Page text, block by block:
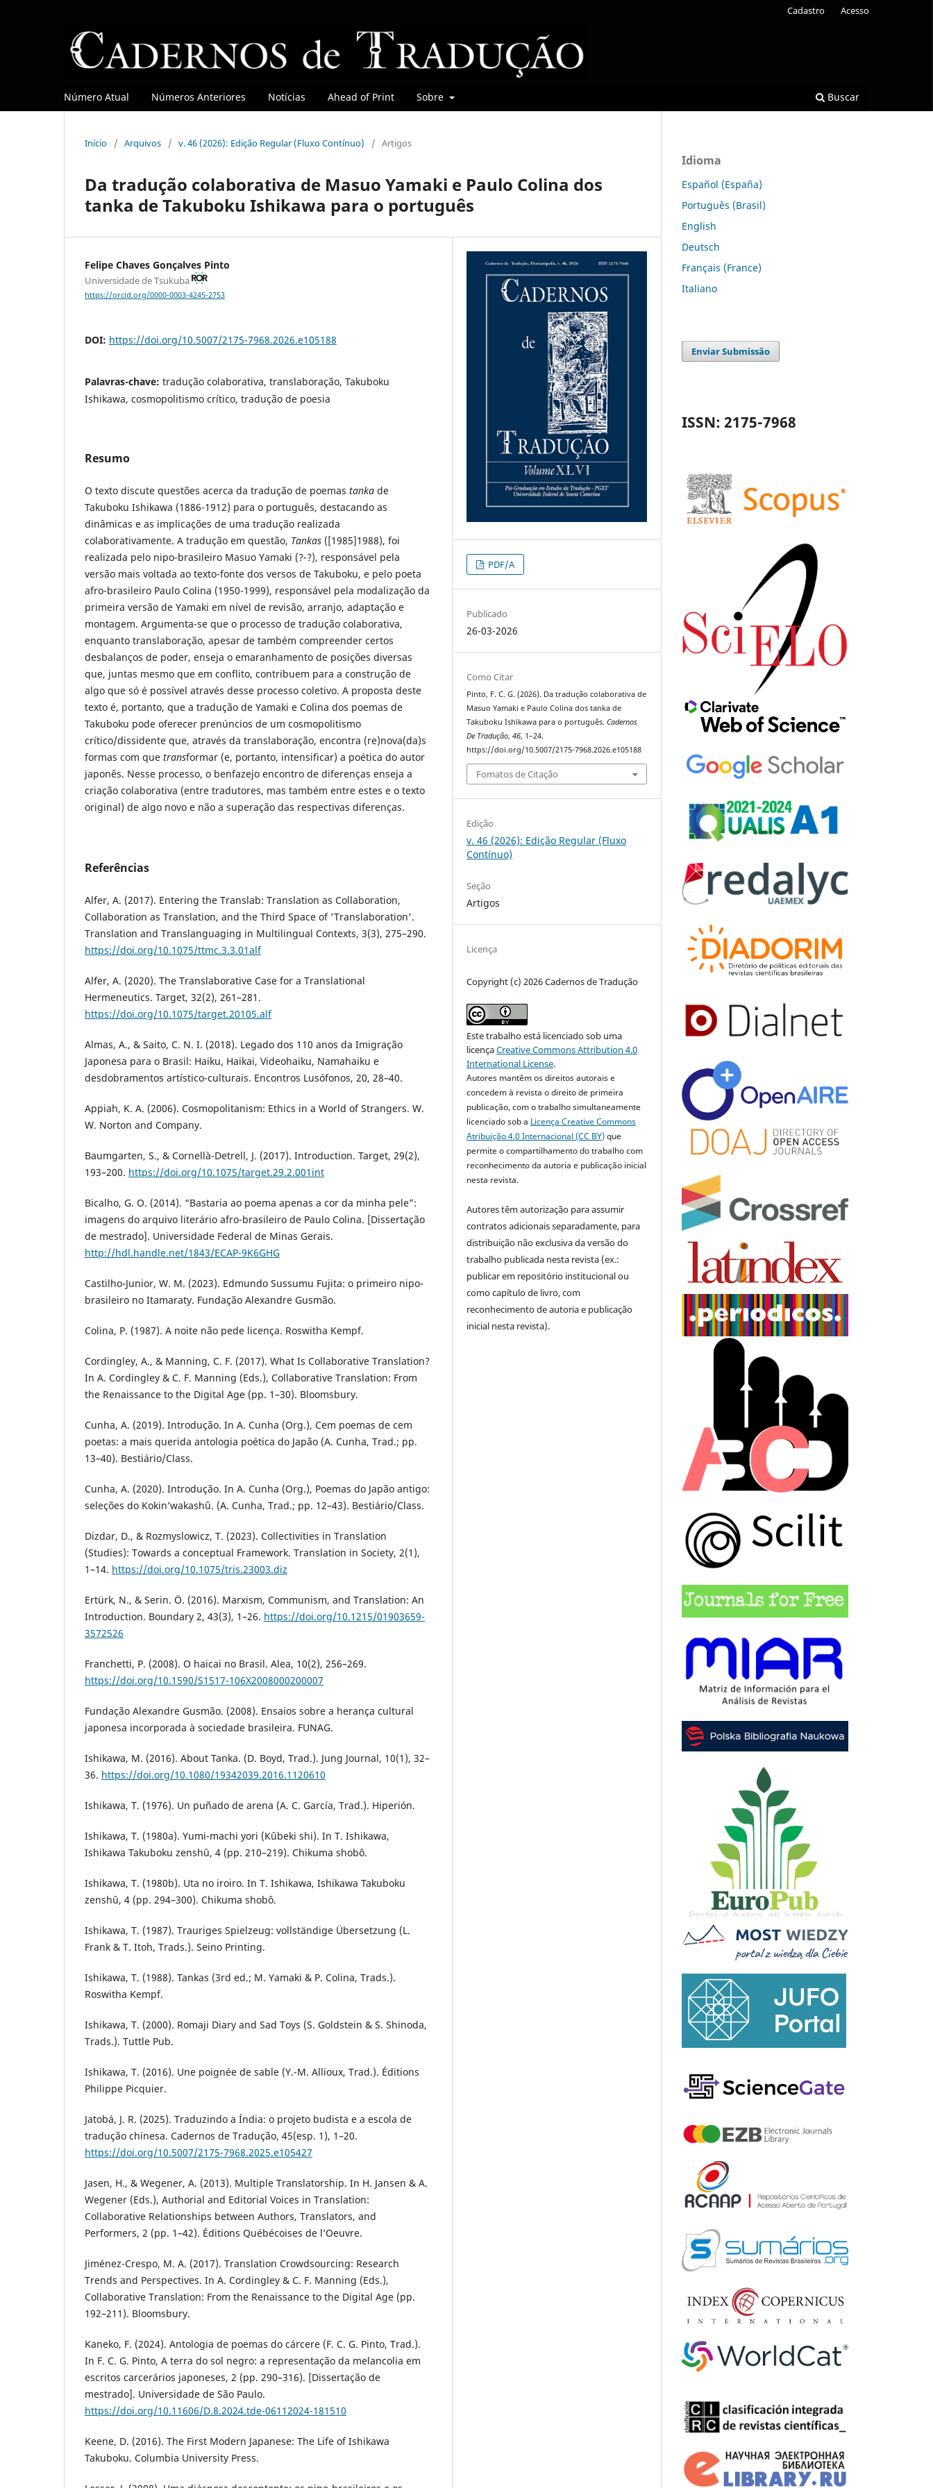
Número Atual Números Anteriores Notícias Ahead of Print Sobre Buscar
Cadastro Acesso
Início / Arquivos / v. 46 (2026): Edição Regular (Fluxo Contínuo) / Artigos
Da tradução colaborativa de Masuo Yamaki e Paulo Colina dos
tanka de Takuboku Ishikawa para o português
Felipe Chaves Gonçalves Pinto
Universidade de Tsukuba
https://orcid.org/0000-0003-4245-2753
DOI: https://doi.org/10.5007/2175-7968.2026.e105188
Palavras-chave: tradução colaborativa, translaboração, Takuboku
Ishikawa, cosmopolitismo crítico, tradução de poesia
Resumo
O texto discute questões acerca da tradução de poemas tanka de
Takuboku Ishikawa (1886-1912) para o português, destacando as
dinâmicas e as implicações de uma tradução realizada
colaborativamente. A tradução em questão, Tankas ([1985]1988), foi
realizada pelo nipo-brasileiro Masuo Yamaki (?-?), responsável pela
versão mais voltada ao texto-fonte dos versos de Takuboku, e pelo poeta
afro-brasileiro Paulo Colina (1950-1999), responsável pela modalização da
primeira versão de Yamaki em nível de revisão, arranjo, adaptação e
montagem. Argumenta-se que o processo de tradução colaborativa,
enquanto translaboração, apesar de também compreender certos
desbalanços de poder, enseja o emaranhamento de posições diversas
que, juntas mesmo que em conflito, contribuem para a construção de
algo que só é possível através desse processo coletivo. A proposta deste
texto é, portanto, que a tradução de Yamaki e Colina dos poemas de
Takuboku pode oferecer prenúncios de um cosmopolitismo
crítico/dissidente que, através da translaboração, encontra (re)nova(da)s
formas com que transformar (e, portanto, intensificar) a poética do autor
japonês. Nesse processo, o benfazejo encontro de diferenças enseja a
criação colaborativa (entre tradutores, mas também entre estes e o texto
original) de algo novo e não a superação das respectivas diferenças.
Referências
Alfer, A. (2017). Entering the Translab: Translation as Collaboration,
Collaboration as Translation, and the Third Space of 'Translaboration'.
Translation and Translanguaging in Multilingual Contexts, 3(3), 275–290.
https://doi.org/10.1075/ttmc.3.3.01alf
Alfer, A. (2020). The Translaborative Case for a Translational
Hermeneutics. Target, 32(2), 261–281.
https://doi.org/10.1075/target.20105.alf
Almas, A., & Saito, C. N. I. (2018). Legado dos 110 anos da Imigração
Japonesa para o Brasil: Haiku, Haikai, Videohaiku, Namahaiku e
desdobramentos artístico-culturais. Encontros Lusófonos, 20, 28–40.
Appiah, K. A. (2006). Cosmopolitanism: Ethics in a World of Strangers. W.
W. Norton and Company.
Baumgarten, S., & Cornellà-Detrell, J. (2017). Introduction. Target, 29(2),
193–200. https://doi.org/10.1075/target.29.2.001int
Bicalho, G. O. (2014). “Bastaria ao poema apenas a cor da minha pele”:
imagens do arquivo literário afro-brasileiro de Paulo Colina. [Dissertação
de mestrado]. Universidade Federal de Minas Gerais.
http://hdl.handle.net/1843/ECAP-9K6GHG
Castilho-Junior, W. M. (2023). Edmundo Sussumu Fujita: o primeiro nipo-
brasileiro no Itamaraty. Fundação Alexandre Gusmão.
Colina, P. (1987). A noite não pede licença. Roswitha Kempf.
Cordingley, A., & Manning, C. F. (2017). What Is Collaborative Translation?
In A. Cordingley & C. F. Manning (Eds.), Collaborative Translation: From
the Renaissance to the Digital Age (pp. 1–30). Bloomsbury.
Cunha, A. (2019). Introdução. In A. Cunha (Org.), Cem poemas de cem
poetas: a mais querida antologia poética do Japão (A. Cunha, Trad.; pp.
13–40). Bestiário/Class.
Cunha, A. (2020). Introdução. In A. Cunha (Org.), Poemas do Japão antigo:
seleções do Kokin’wakashû. (A. Cunha, Trad.; pp. 12–43). Bestiário/Class.
Dizdar, D., & Rozmyslowicz, T. (2023). Collectivities in Translation
(Studies): Towards a conceptual Framework. Translation in Society, 2(1),
1–14. https://doi.org/10.1075/tris.23003.diz
Ertürk, N., & Serin. Ö. (2016). Marxism, Communism, and Translation: An
Introduction. Boundary 2, 43(3), 1–26. https://doi.org/10.1215/01903659-
3572526
Franchetti, P. (2008). O haicai no Brasil. Alea, 10(2), 256–269.
https://doi.org/10.1590/S1517-106X2008000200007
Fundação Alexandre Gusmão. (2008). Ensaios sobre a herança cultural
japonesa incorporada à sociedade brasileira. FUNAG.
Ishikawa, M. (2016). About Tanka. (D. Boyd, Trad.). Jung Journal, 10(1), 32–
36. https://doi.org/10.1080/19342039.2016.1120610
Ishikawa, T. (1976). Un puñado de arena (A. C. García, Trad.). Hiperión.
Ishikawa, T. (1980a). Yumi-machi yori (Kûbeki shi). In T. Ishikawa,
Ishikawa Takuboku zenshû, 4 (pp. 210–219). Chikuma shobô.
Ishikawa, T. (1980b). Uta no iroiro. In T. Ishikawa, Ishikawa Takuboku
zenshû, 4 (pp. 294–300). Chikuma shobô.
Ishikawa, T. (1987). Trauriges Spielzeug: vollständige Übersetzung (L.
Frank & T. Itoh, Trads.). Seino Printing.
Ishikawa, T. (1988). Tankas (3rd ed.; M. Yamaki & P. Colina, Trads.).
Roswitha Kempf.
Ishikawa, T. (2000). Romaji Diary and Sad Toys (S. Goldstein & S. Shinoda,
Trads.). Tuttle Pub.
Ishikawa, T. (2016). Une poignée de sable (Y.-M. Allioux, Trad.). Éditions
Philippe Picquier.
Jatobá, J. R. (2025). Traduzindo a Índia: o projeto budista e a escola de
tradução chinesa. Cadernos de Tradução, 45(esp. 1), 1–20.
https://doi.org/10.5007/2175-7968.2025.e105427
Jasen, H., & Wegener, A. (2013). Multiple Translatorship. In H. Jansen & A.
Wegener (Eds.), Authorial and Editorial Voices in Translation:
Collaborative Relationships between Authors, Translators, and
Performers, 2 (pp. 1–42). Éditions Québécoises de l’Oeuvre.
Jiménez-Crespo, M. A. (2017). Translation Crowdsourcing: Research
Trends and Perspectives. In A. Cordingley & C. F. Manning (Eds.),
Collaborative Translation: From the Renaissance to the Digital Age (pp.
192–211). Bloomsbury.
Kaneko, F. (2024). Antologia de poemas do cárcere (F. C. G. Pinto, Trad.).
In F. C. G. Pinto, A terra do sol negro: a representação da melancolia em
escritos carcerários japoneses, 2 (pp. 290–316). [Dissertação de
mestrado]. Universidade de São Paulo.
https://doi.org/10.11606/D.8.2024.tde-06112024-181510
Keene, D. (2016). The First Modern Japanese: The Life of Ishikawa
Takuboku. Columbia University Press.
PDF/A
Publicado
26-03-2026
Como Citar
Pinto, F. C. G. (2026). Da tradução colaborativa de
Masuo Yamaki e Paulo Colina dos tanka de
Takuboku Ishikawa para o português.Cadernos
De Tradução,46, 1–24.
https://doi.org/10.5007/2175-7968.2026.e105188
Fomatos de Citação
Edição
v. 46 (2026): Edição Regular (Fluxo
Contínuo)
Seção
Artigos
Licença
Copyright (c) 2026 Cadernos de Tradução
Este trabalho está licenciado sob uma
licençaCreative Commons Attribution 4.0
International License.
Autores mantêm os direitos autorais e
concedem à revista o direito de primeira
publicação, com o trabalho simultaneamente
licenciado sob a Licença Creative Commons
Atribuição 4.0 Internacional (CC BY)que
permite o compartilhamento do trabalho com
reconhecimento da autoria e publicação inicial
nesta revista.
Autores têm autorização para assumir
contratos adicionais separadamente, para
distribuição não exclusiva da versão do
trabalho publicada nesta revista (ex.:
publicar em repositório institucional ou
como capítulo de livro, com
reconhecimento de autoria e publicação
inicial nesta revista).
Idioma
Español (España)
Português (Brasil)
English
Deutsch
Français (France)
Italiano
Enviar Submissão
ISSN: 2175-7968